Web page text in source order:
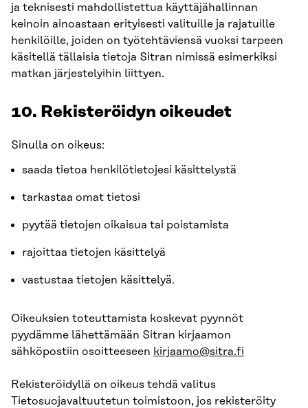
ja teknisesti mahdollistettua käyttäjähallinnan
keinoin ainoastaan erityisesti valituille ja rajatuille
henkilöille, joiden on työtehtäviensä vuoksi tarpeen
käsitellä tällaisia tietoja Sitran nimissä esimerkiksi
matkan järjestelyihin liittyen.
10. Rekisteröidyn oikeudet
Sinulla on oikeus:
saada tietoa henkilötietojesi käsittelystä
tarkastaa omat tietosi
pyytää tietojen oikaisua tai poistamista
rajoittaa tietojen käsittelyä
vastustaa tietojen käsittelyä.
Oikeuksien toteuttamista koskevat pyynnöt
pyydämme lähettämään Sitran kirjaamon
sähköpostiin osoitteeseen kirjaamo@sitra.fi
Rekisteröidyllä on oikeus tehdä valitus
Tietosuojavaltuutetun toimistoon, jos rekisteröity